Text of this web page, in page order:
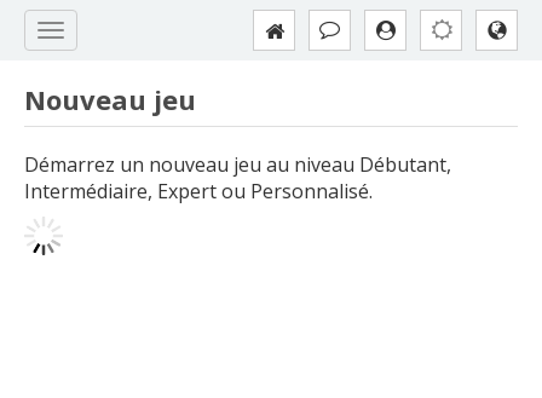
Nouveau jeu
Démarrez un nouveau jeu au niveau Débutant,
Intermédiaire, Expert ou Personnalisé.